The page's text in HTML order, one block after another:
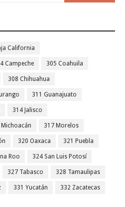
California
Campeche 305 Coahuila
308 Chihuahua
311 Guanajuato
314 Jalisco
Michoacán 317 Morelos
320 Oaxaca 321 Puebla
Roo 324 San Luis Potosí
327 Tabasco 328 Tamaulipas
331 Yucatán 332 Zacatecas